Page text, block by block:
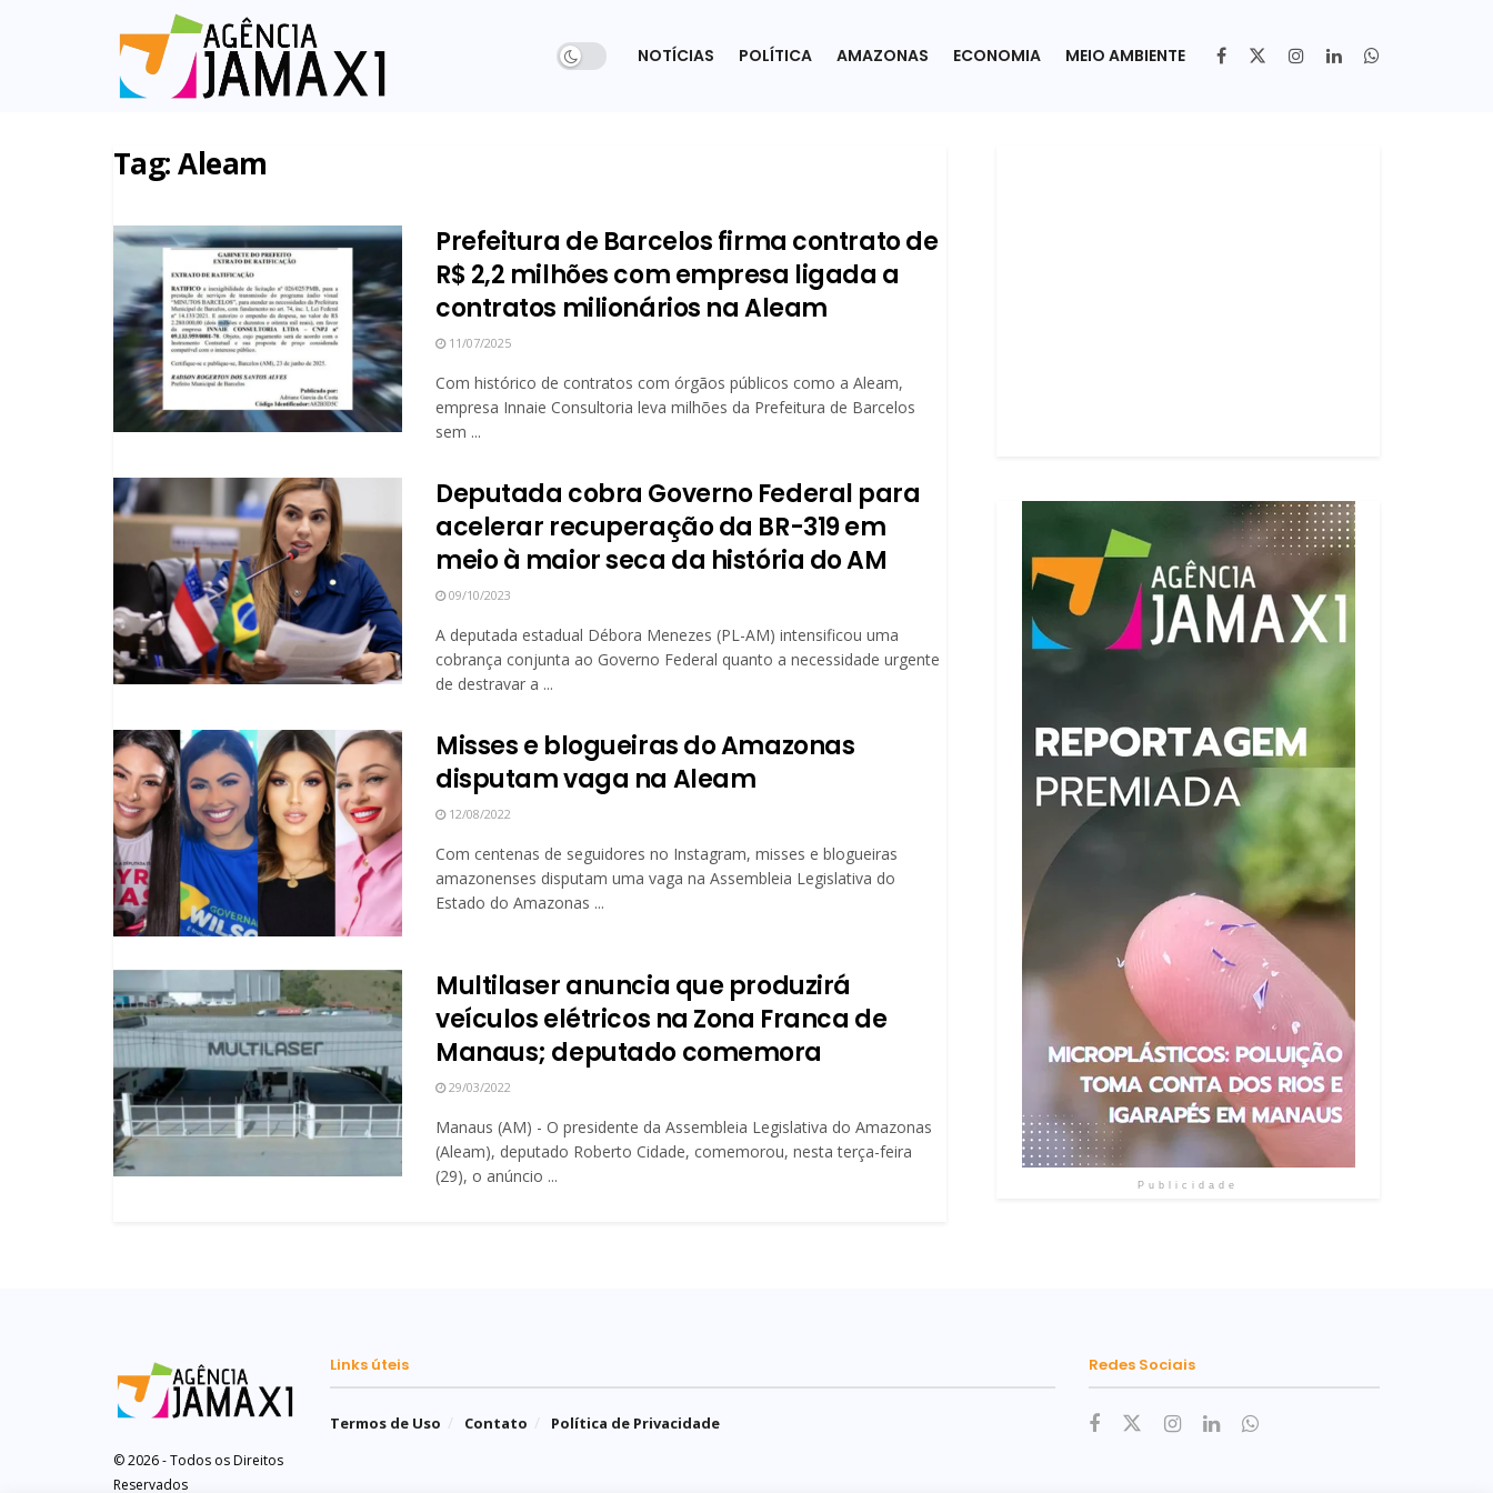
NOTÍCIAS POLÍTICA AMAZONAS ECONOMIA MEIO AMBIENTE
Tag:Aleam
Prefeitura de Barcelos firma contrato de
R$ 2,2 milhões com empresa ligada a
contratos milionários na Aleam
11/07/2025
Com histórico de contratos com órgãos públicos como a Aleam,
empresa Innaie Consultoria leva milhões da Prefeitura de Barcelos
sem ...
Deputada cobra Governo Federal para
acelerar recuperação da BR-319 em
meio à maior seca da história do AM
09/10/2023
A deputada estadual Débora Menezes (PL-AM) intensificou uma
cobrança conjunta ao Governo Federal quanto a necessidade urgente
de destravar a ...
Misses e blogueiras do Amazonas
disputam vaga na Aleam
12/08/2022
Com centenas de seguidores no Instagram, misses e blogueiras
amazonenses disputam uma vaga na Assembleia Legislativa do
Estado do Amazonas ...
Multilaser anuncia que produzirá
veículos elétricos na Zona Franca de
Manaus; deputado comemora
29/03/2022
Manaus (AM) - O presidente da Assembleia Legislativa do Amazonas
(Aleam), deputado Roberto Cidade, comemorou, nesta terça-feira
(29), o anúncio ...
Publicidade
© 2026 - Todos os Direitos
Reservados
Links úteis
Termos de Uso Contato Política de Privacidade
Redes Sociais